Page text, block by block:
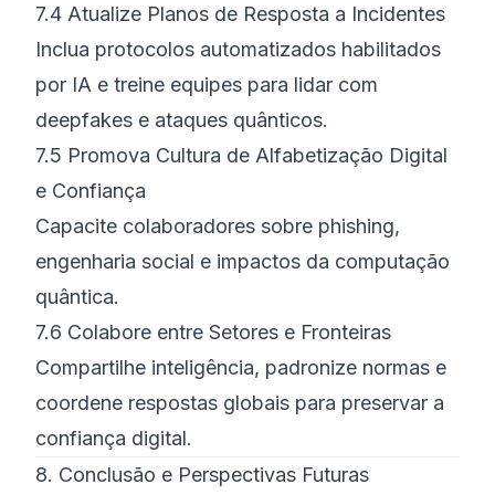
7.4 Atualize Planos de Resposta a Incidentes
Inclua protocolos automatizados habilitados
por IA e treine equipes para lidar com
deepfakes e ataques quânticos.
7.5 Promova Cultura de Alfabetização Digital
e Confiança
Capacite colaboradores sobre phishing,
engenharia social e impactos da computação
quântica.
7.6 Colabore entre Setores e Fronteiras
Compartilhe inteligência, padronize normas e
coordene respostas globais para preservar a
confiança digital.
8. Conclusão e Perspectivas Futuras